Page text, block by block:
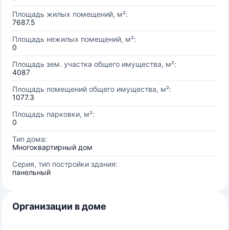
Площадь жилых помещений, м²:
7687.5
Площадь нежилых помещений, м²:
0
Площадь зем. участка общего имущества, м²:
4087
Площадь помещений общего имущества, м²:
1077.3
Площадь парковки, м²:
0
Тип дома:
Многоквартирный дом
Серия, тип постройки здания:
панельный
Организации в доме